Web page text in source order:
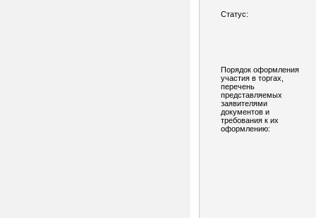
Статус:
Порядок оформления
участия в торгах,
перечень
представляемых
заявителями
документов и
требования к их
оформлению: